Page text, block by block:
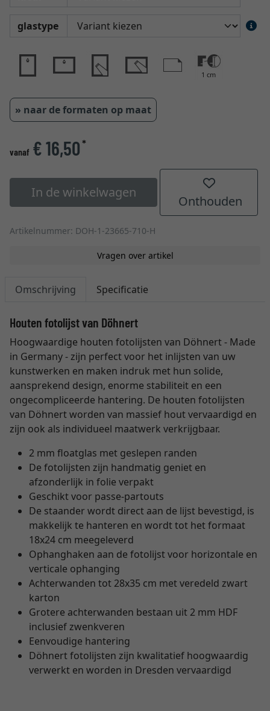
glastype
1 cm
» naar de formaten op maat
vanaf € 16,50*
In de winkelwagen
Onthouden
Artikelnummer: DOH-1-23665-710-H
Vragen over artikel
Omschrijving Specificatie
Houten fotolijst van Döhnert
Hoogwaardige houten fotolijsten van Döhnert - Made
in Germany - zijn perfect voor het inlijsten van uw
kunstwerken en maken indruk met hun solide,
aansprekend design, enorme stabiliteit en een
ongecompliceerde hantering. De houten fotolijsten
van Döhnert worden van massief hout vervaardigd en
zijn ook als individueel maatwerk verkrijgbaar.
2 mm floatglas met geslepen randen
De fotolijsten zijn handmatig geniet en
afzonderlijk in folie verpakt
Geschikt voor passe-partouts
De staander wordt direct aan de lijst bevestigd, is
makkelijk te hanteren en wordt tot het formaat
18x24 cm meegeleverd
Ophanghaken aan de fotolijst voor horizontale en
verticale ophanging
Achterwanden tot 28x35 cm met veredeld zwart
karton
Grotere achterwanden bestaan uit 2 mm HDF
inclusief zwenkveren
Eenvoudige hantering
Döhnert fotolijsten zijn kwalitatief hoogwaardig
verwerkt en worden in Dresden vervaardigd